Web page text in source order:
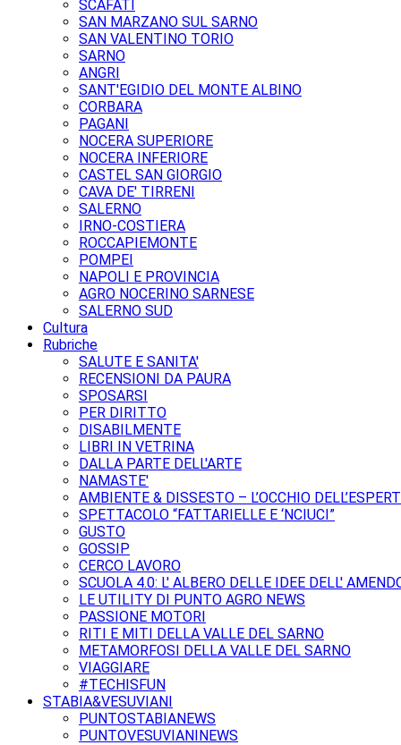
SCAFATI
SAN MARZANO SUL SARNO
SAN VALENTINO TORIO
SARNO
ANGRI
SANT'EGIDIO DEL MONTE ALBINO
CORBARA
PAGANI
NOCERA SUPERIORE
NOCERA INFERIORE
CASTEL SAN GIORGIO
CAVA DE' TIRRENI
SALERNO
IRNO-COSTIERA
ROCCAPIEMONTE
POMPEI
NAPOLI E PROVINCIA
AGRO NOCERINO SARNESE
SALERNO SUD
Cultura
Rubriche
SALUTE E SANITA'
RECENSIONI DA PAURA
SPOSARSI
PER DIRITTO
DISABILMENTE
LIBRI IN VETRINA
DALLA PARTE DELL'ARTE
NAMASTE'
AMBIENTE & DISSESTO – L’OCCHIO
SPETTACOLO “FATTARIELLE E ‘NCIUCI”
GUSTO
GOSSIP
CERCO LAVORO
SCUOLA 4.0: L' ALBERO DELLE IDEE DELL'
LE UTILITY DI PUNTO AGRO NEWS
PASSIONE MOTORI
RITI E MITI DELLA VALLE DEL SARNO
METAMORFOSI DELLA VALLE DEL SARNO
VIAGGIARE
#TECHISFUN
STABIA&VESUVIANI
PUNTOSTABIANEWS
PUNTOVESUVIANINEWS